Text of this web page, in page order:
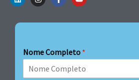
Nome Completo *